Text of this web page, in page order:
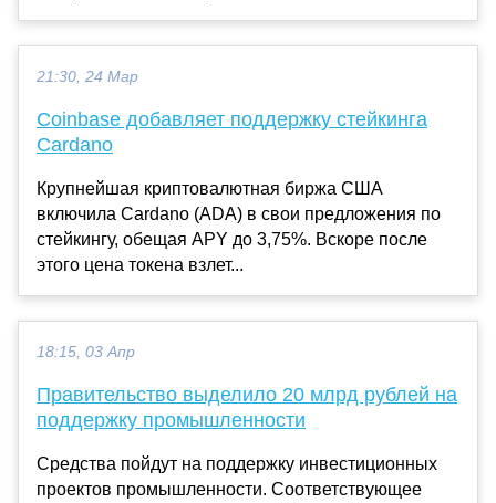
21:30, 24 Мар
Coinbase добавляет поддержку стейкинга
Cardano
Крупнейшая криптовалютная биржа США
включила Cardano (ADA) в свои предложения по
стейкингу, обещая APY до 3,75%. Вскоре после
этого цена токена взлет...
18:15, 03 Апр
Правительство выделило 20 млрд рублей на
поддержку промышленности
Средства пойдут на поддержку инвестиционных
проектов промышленности. Соответствующее